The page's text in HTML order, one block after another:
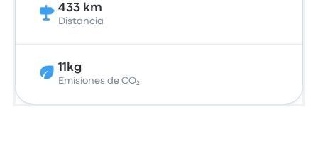
433 km
Distancia
11kg
Emisiones de CO₂